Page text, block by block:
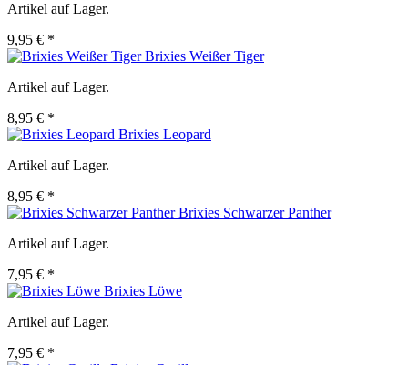
Artikel auf Lager.
9,95 € *
Brixies Weißer Tiger
Artikel auf Lager.
8,95 € *
Brixies Leopard
Artikel auf Lager.
8,95 € *
Brixies Schwarzer Panther
Artikel auf Lager.
7,95 € *
Brixies Löwe
Artikel auf Lager.
7,95 € *